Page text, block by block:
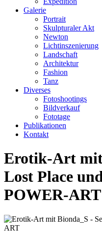
Galerie
Portrait
Skulpturaler Akt
Newton
Lichtinszenierung
Landschaft
Architektur
Fashion
Tanz
Diverses
Fotoshootings
Bildverkauf
Fototage
Publikationen
Kontakt
Erotik-Art mit
Lost Place
POWER-ART